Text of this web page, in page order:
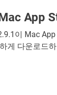
App
이 Mac
게 다운로드